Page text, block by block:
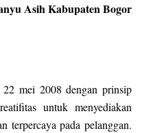
Asih Kabupaten Bogor
22 mei 2008 dengan prinsip
untuk menyediakan
terpercaya pada pelanggan.